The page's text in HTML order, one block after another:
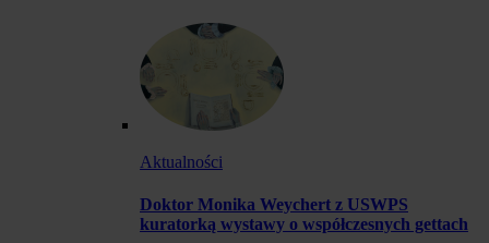
Aktualności
Doktor Monika Weychert z USWPS
kuratorką wystawy o współczesnych gettach